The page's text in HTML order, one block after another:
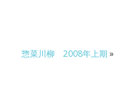
惣菜川柳 2008年上期 »